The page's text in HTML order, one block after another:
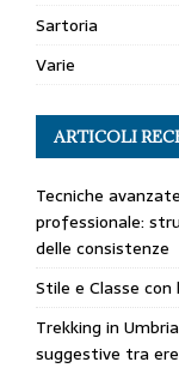
Sartoria
Varie
ARTICOLI
Tecniche
professionale:
delle consistenze
Stile e Classe
Trekking in
suggestive tra